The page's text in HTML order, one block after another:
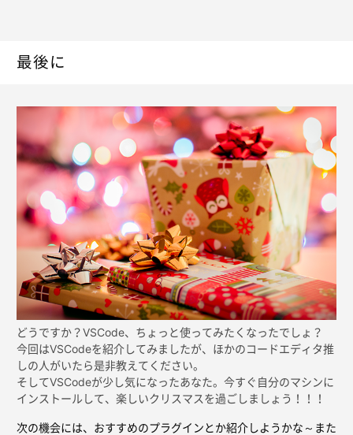
最後に
どうですか？VSCode、ちょっと使ってみたくなったでしょ？
今回はVSCodeを紹介してみましたが、ほかのコードエディタ推
しの人がいたら是非教えてください。
そしてVSCodeが少し気になったあなた。今すぐ自分のマシンに
インストールして、楽しいクリスマスを過ごしましょう！！！
次の機会には、おすすめのプラグインとか紹介しようかな～また